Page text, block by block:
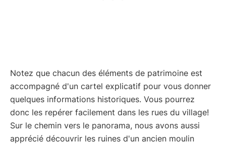
Notez que chacun des éléments de patrimoine est
accompagné d'un cartel explicatif pour vous donner
quelques informations historiques. Vous pourrez
donc les repérer facilement dans les rues du village!
Sur le chemin vers le panorama, nous avons aussi
apprécié découvrir les ruines d'un ancien moulin